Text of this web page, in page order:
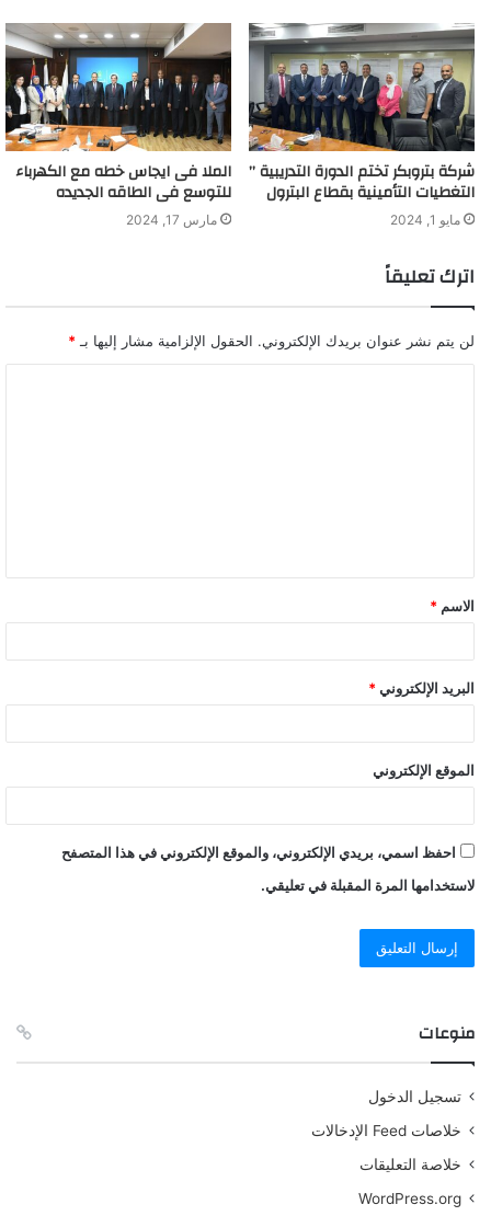
شركة بتروبكر تختم الدورة التدريبية ”
التغطيات التأمينية بقطاع البترول
مايو 1, 2024
الملا فى ايجاس خطه مع الكهرباء
للتوسع فى الطاقه الجديده
مارس 17, 2024
اترك تعليقاً
لن يتم نشر عنوان بريدك الإلكتروني. الحقول الإلزامية مشار إليها بـ *
ق
*
الاسم *
البريد الإلكتروني *
الموقع الإلكتروني
احفظ اسمي، بريدي الإلكتروني، والموقع الإلكتروني في هذا المتصفح
لاستخدامها المرة المقبلة في تعليقي.
منوعات
تسجيل الدخول
خلاصات Feed الإدخالات
خلاصة التعليقات
WordPress.org